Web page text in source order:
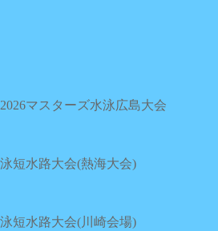
マスターズ水泳広島大会
短水路大会(熱海大会)
短水路大会(川崎会場)